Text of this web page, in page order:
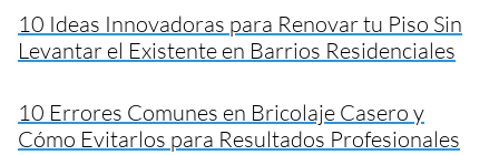
10 Ideas Innovadoras para Renovar tu Piso Sin
Levantar el Existente en Barrios Residenciales
10 Errores Comunes en Bricolaje Casero y
Cómo Evitarlos para Resultados Profesionales